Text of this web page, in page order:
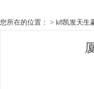
您所在的位置： > k8凯发天生